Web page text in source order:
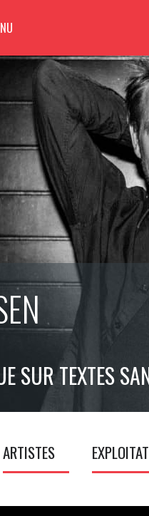
SUR TEXTES
ARTISTES